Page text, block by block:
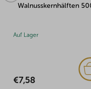
Walnusskernhälften
Auf Lager
€7,58